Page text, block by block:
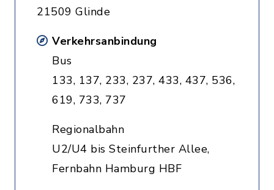
21509 Glinde
Verkehrsanbindung
Bus
133, 137, 233, 237, 433, 437, 536,
619, 733, 737
Regionalbahn
U2/U4 bis Steinfurther Allee,
Fernbahn Hamburg HBF